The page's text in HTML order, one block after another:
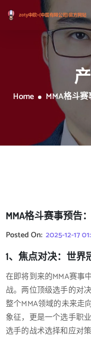
Home MMA格斗
MMA格斗赛事预告
Posted On: 2025-12-17
1、焦点对决：世界
在即将到来的MMA赛事
战。两位顶级选手的对
整个MMA领域的未来走
象征，更是一个选手职
选手的战术选择和应对